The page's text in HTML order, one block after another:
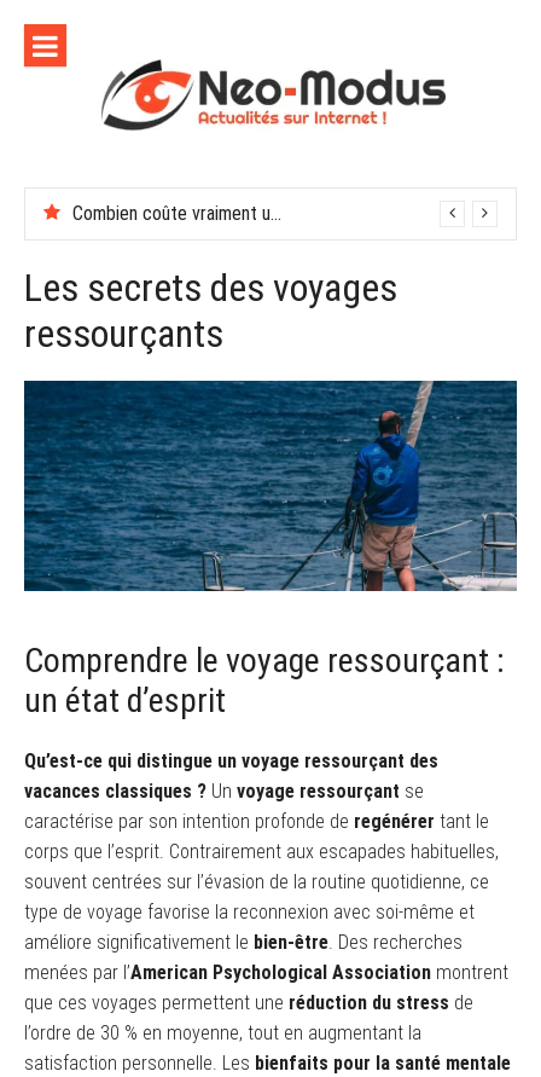
contenu
Combien coûte vraiment une soirée de récompenses en entreprise
En finir avec les moustiques cet été
Les secrets des voyages
ressourçants
Comprendre le voyage ressourçant :
un état d’esprit
Qu’est-ce qui distingue un voyage ressourçant des
vacances classiques ? Un voyage ressourçant se
caractérise par son intention profonde de regénérer tant le
corps que l’esprit. Contrairement aux escapades habituelles,
souvent centrées sur l’évasion de la routine quotidienne, ce
type de voyage favorise la reconnexion avec soi-même et
améliore significativement le bien-être. Des recherches
menées par l’American Psychological Association montrent
que ces voyages permettent une réduction du stress de
l’ordre de 30 % en moyenne, tout en augmentant la
satisfaction personnelle. Les bienfaits pour la santé mentale